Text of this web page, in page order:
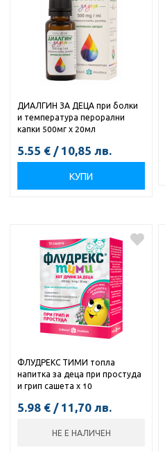
ДИАЛГИН ЗА ДЕЦА при болки
и температура перорални
капки 500мг х 20мл
5.55 € / 10,85 лв.
КУПИ
ФЛУДРЕКС ТИМИ топла
напитка за деца при простуда
и грип сашета х 10
5.98 € / 11,70 лв.
НЕ Е НАЛИЧЕН